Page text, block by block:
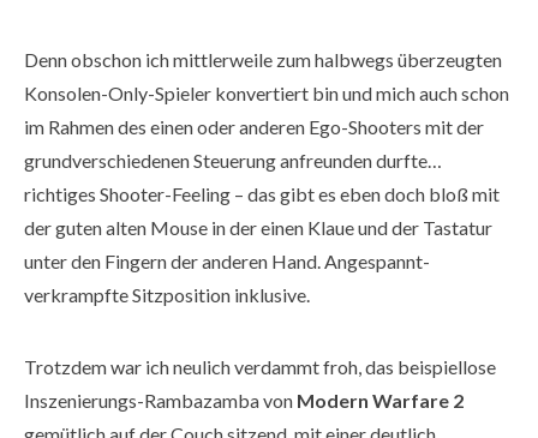
Denn obschon ich mittlerweile zum halbwegs überzeugten
Konsolen-Only-Spieler konvertiert bin und mich auch schon
im Rahmen des einen oder anderen Ego-Shooters mit der
grundverschiedenen Steuerung anfreunden durfte…
richtiges Shooter-Feeling – das gibt es eben doch bloß mit
der guten alten Mouse in der einen Klaue und der Tastatur
unter den Fingern der anderen Hand. Angespannt-
verkrampfte Sitzposition inklusive.
Trotzdem war ich neulich verdammt froh, das beispiellose
Inszenierungs-Rambazamba von Modern Warfare 2